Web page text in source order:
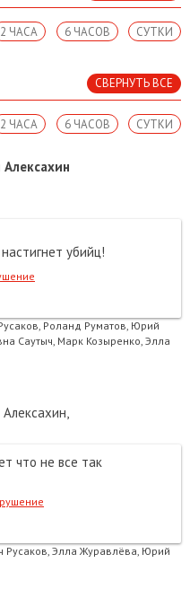
СУТКИ
6 ЧАСОВ
2 ЧАСА
СВЕРНУТЬ ВСЕ
СУТКИ
6 ЧАСОВ
2 ЧАСА
убийц!
Роланд Руматов, Юрий
Саутыч, Марк Козыренко, Элла
Алексахин
что не все так
Русаков, Элла Журавлёва, Юрий